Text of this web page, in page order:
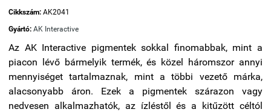
Cikkszám: AK2041
Gyártó: AK Interactive
Az AK Interactive pigmentek sokkal finomabbak, mint a
piacon lévő bármelyik termék, és közel háromszor annyi
mennyiséget tartalmaznak, mint a többi vezető márka,
alacsonyabb áron. Ezek a pigmentek szárazon vagy
nedvesen alkalmazhatók, az ízléstől és a kitűzött céltól